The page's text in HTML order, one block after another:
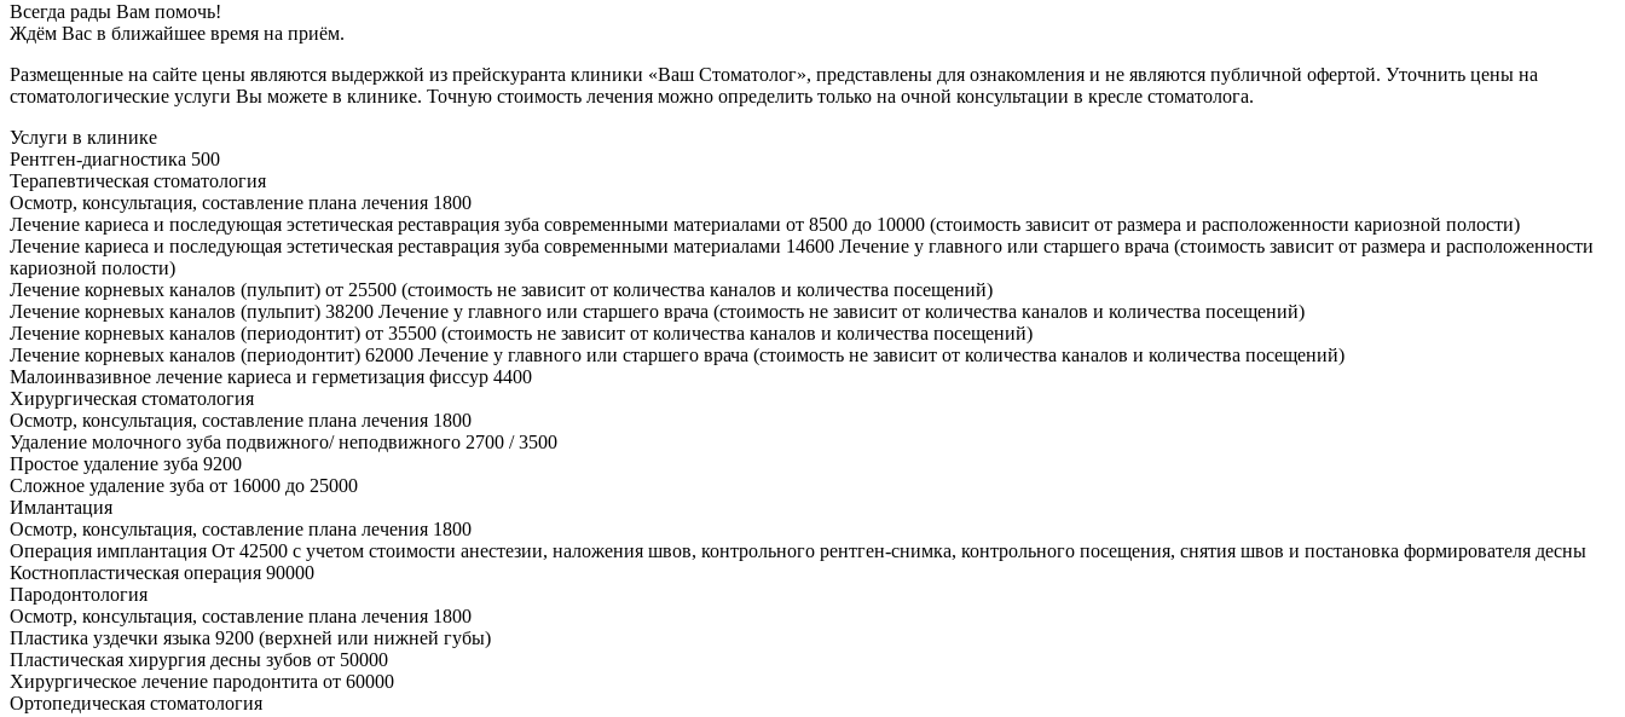
Всегда рады Вам помочь!
Ждём Вас в ближайшее время на приём.
Размещенные на сайте цены являются выдержкой из прейскуранта клиники «Ваш Стоматолог», представлены для ознакомления и не являются публичной офертой. Уточнить цены на
стоматологические услуги Вы можете в клинике. Точную стоимость лечения можно определить только на очной консультации в кресле стоматолога.
Услуги в клинике
Рентген-диагностика 500
Терапевтическая стоматология
Осмотр, консультация, составление плана лечения 1800
Лечение кариеса и последующая эстетическая реставрация зуба современными материалами от 8500 до 10000 (стоимость зависит от размера и расположенности кариозной полости)
Лечение кариеса и последующая эстетическая реставрация зуба современными материалами 14600 Лечение у главного или старшего врача (стоимость зависит от размера и расположенности
кариозной полости)
Лечение корневых каналов (пульпит) от 25500 (стоимость не зависит от количества каналов и количества посещений)
Лечение корневых каналов (пульпит) 38200 Лечение у главного или старшего врача (стоимость не зависит от количества каналов и количества посещений)
Лечение корневых каналов (периодонтит) от 35500 (стоимость не зависит от количества каналов и количества посещений)
Лечение корневых каналов (периодонтит) 62000 Лечение у главного или старшего врача (стоимость не зависит от количества каналов и количества посещений)
Малоинвазивное лечение кариеса и герметизация фиссур 4400
Хирургическая стоматология
Осмотр, консультация, составление плана лечения 1800
Удаление молочного зуба подвижного/ неподвижного 2700 / 3500
Простое удаление зуба 9200
Сложное удаление зуба от 16000 до 25000
Имлантация
Осмотр, консультация, составление плана лечения 1800
Операция имплантация От 42500 с учетом стоимости анестезии, наложения швов, контрольного рентген-снимка, контрольного посещения, снятия швов и постановка формирователя десны
Костнопластическая операция 90000
Пародонтология
Осмотр, консультация, составление плана лечения 1800
Пластика уздечки языка 9200 (верхней или нижней губы)
Пластическая хирургия десны зубов от 50000
Хирургическое лечение пародонтита от 60000
Ортопедическая стоматология